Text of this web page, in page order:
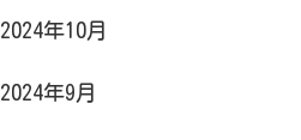
2024年10月
2024年9月